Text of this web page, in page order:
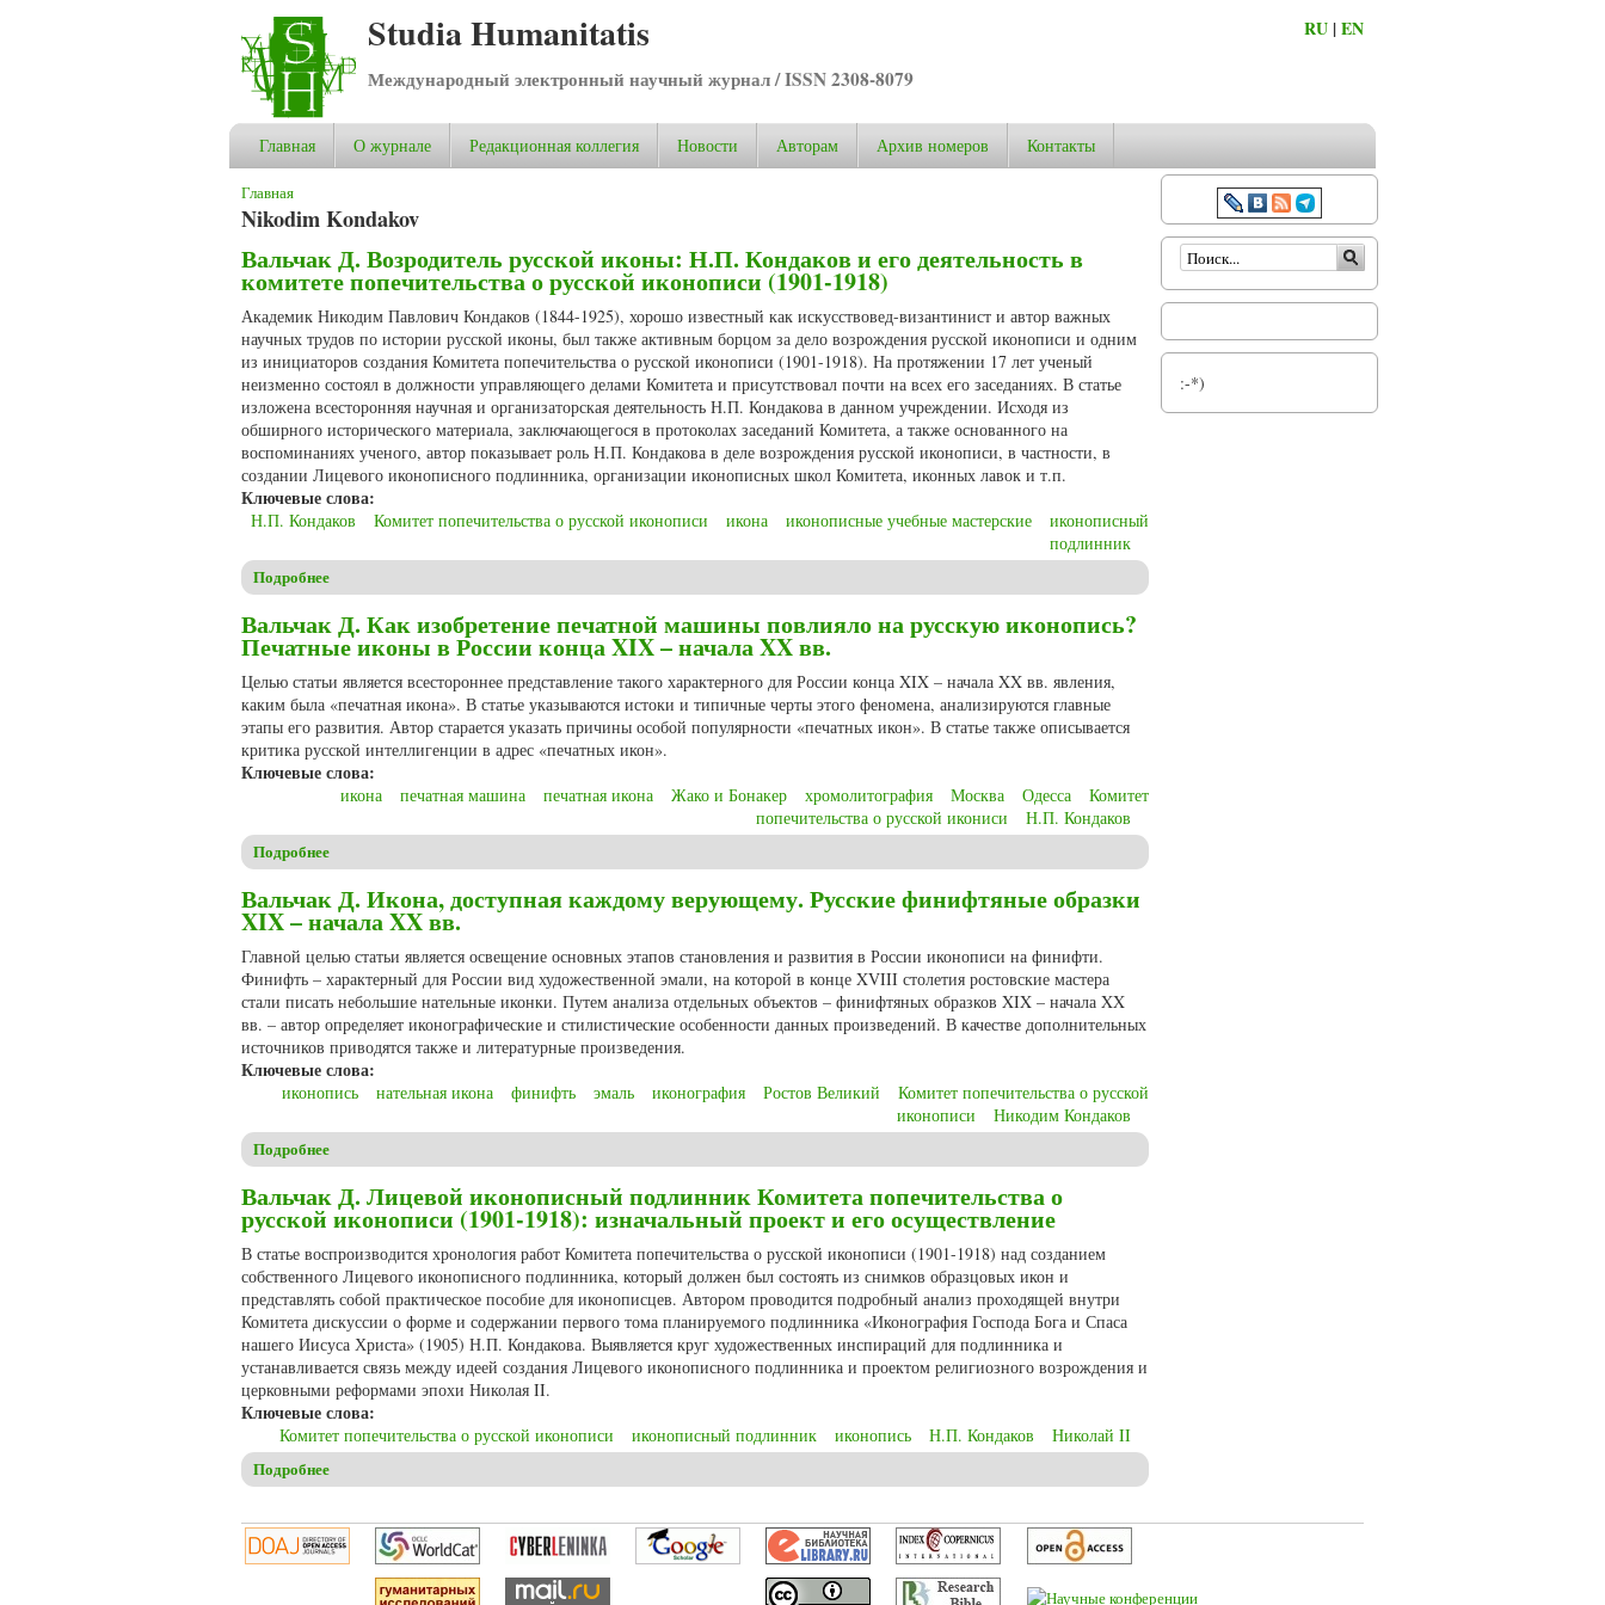
Studia Humanitatis
Международный электронный научный журнал / ISSN 2308-8079
RU |EN
Главная О журнале Редакционная коллегия Новости Авторам Архив номеров Контакты
Вы здесь
Главная
Nikodim Kondakov
Вальчак Д. Возродитель русской иконы: Н.П. Кондаков и его деятельность в
комитете попечительства о русской иконописи (1901-1918)
Академик Никодим Павлович Кондаков (1844-1925), хорошо известный как искусствовед-византинист и автор важных
научных трудов по истории русской иконы, был также активным борцом за дело возрождения русской иконописи и одним
из инициаторов создания Комитета попечительства о русской иконописи (1901-1918). На протяжении 17 лет ученый
неизменно состоял в должности управляющего делами Комитета и присутствовал почти на всех его заседаниях. В статье
изложена всесторонняя научная и организаторская деятельность Н.П. Кондакова в данном учреждении. Исходя из
обширного исторического материала, заключающегося в протоколах заседаний Комитета, а также основанного на
воспоминаниях ученого, автор показывает роль Н.П. Кондакова в деле возрождения русской иконописи, в частности, в
создании Лицевого иконописного подлинника, организации иконописных школ Комитета, иконных лавок и т.п.
Ключевые слова:
Н.П. Кондаков Комитет попечительства о русской иконописи икона иконописные учебные мастерские
иконописный
подлинник
Подробнее
Вальчак Д. Как изобретение печатной машины повлияло на русскую иконопись?
Печатные иконы в России конца XIX – начала XX вв.
Целью статьи является всестороннее представление такого характерного для России конца XIX – начала XX вв. явления,
каким была «печатная икона». В статье указываются истоки и типичные черты этого феномена, анализируются главные
этапы его развития. Автор старается указать причины особой популярности «печатных икон». В статье также описывается
критика русской интеллигенции в адрес «печатных икон».
Ключевые слова:
икона печатная машина печатная икона Жако и Бонакер хромолитография Москва Одесса
Комитет
попечительства о русской икониси
Н.П. Кондаков
Подробнее
Вальчак Д. Икона, доступная каждому верующему. Русские финифтяные образки
XIX – начала XX вв.
Главной целью статьи является освещение основных этапов становления и развития в России иконописи на финифти.
Финифть – характерный для России вид художественной эмали, на которой в конце XVIII столетия ростовские мастера
стали писать небольшие нательные иконки. Путем анализа отдельных объектов – финифтяных образков XIX – начала XX
вв. – автор определяет иконографические и стилистические особенности данных произведений. В качестве дополнительных
источников приводятся также и литературные произведения.
Ключевые слова:
иконопись нательная икона финифть эмаль иконография Ростов Великий
Комитет попечительства о русской
иконописи
Никодим Кондаков
Подробнее
Вальчак Д. Лицевой иконописный подлинник Комитета попечительства о
русской иконописи (1901-1918): изначальный проект и его осуществление
В статье воспроизводится хронология работ Комитета попечительства о русской иконописи (1901-1918) над созданием
собственного Лицевого иконописного подлинника, который должен был состоять из снимков образцовых икон и
представлять собой практическое пособие для иконописцев. Автором проводится подробный анализ проходящей внутри
Комитета дискуссии о форме и содержании первого тома планируемого подлинника «Иконография Господа Бога и Спаса
нашего Иисуса Христа» (1905) Н.П. Кондакова. Выявляется круг художественных инспираций для подлинника и
устанавливается связь между идеей создания Лицевого иконописного подлинника и проектом религиозного возрождения и
церковными реформами эпохи Николая II.
Ключевые слова:
Комитет попечительства о русской иконописи иконописный подлинник иконопись Н.П. Кондаков Николай II
Подробнее
Форма поиска
:-*)